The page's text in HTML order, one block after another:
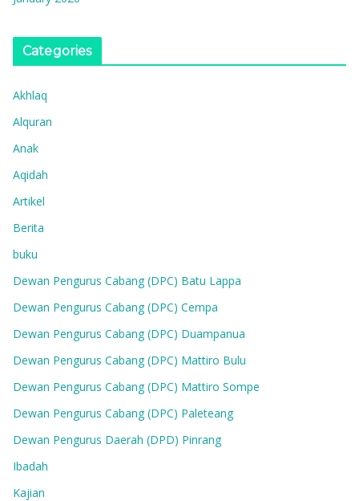
Categories
Akhlaq
Alquran
Anak
Aqidah
Artikel
Berita
buku
Dewan Pengurus Cabang (DPC) Batu Lappa
Dewan Pengurus Cabang (DPC) Cempa
Dewan Pengurus Cabang (DPC) Duampanua
Dewan Pengurus Cabang (DPC) Mattiro Bulu
Dewan Pengurus Cabang (DPC) Mattiro Sompe
Dewan Pengurus Cabang (DPC) Paleteang
Dewan Pengurus Daerah (DPD) Pinrang
Ibadah
Kajian